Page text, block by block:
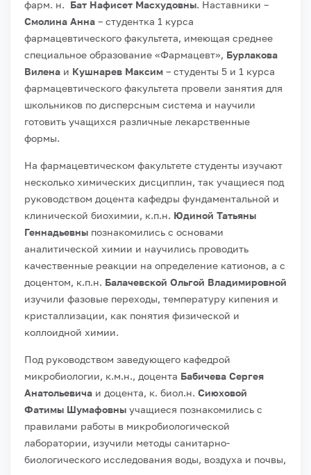
фарм. н. Бат Нафисет Масхудовны. Наставники –
Смолина Анна – студентка 1 курса
фармацевтического факультета, имеющая среднее
специальное образование «Фармацевт», Бурлакова
Вилена и Кушнарев Максим – студенты 5 и 1 курса
фармацевтического факультета провели занятия для
школьников по дисперсным система и научили
готовить учащихся различные лекарственные
формы.
На фармацевтическом факультете студенты изучают
несколько химических дисциплин, так учащиеся под
руководством доцента кафедры фундаментальной и
клинической биохимии, к.п.н. Юдиной Татьяны
Геннадьевны познакомились с основами
аналитической химии и научились проводить
качественные реакции на определение катионов, а с
доцентом, к.п.н. Балачевской Ольгой Владимировной
изучили фазовые переходы, температуру кипения и
кристаллизации, как понятия физической и
коллоидной химии.
Под руководством заведующего кафедрой
микробиологии, к.м.н., доцента Бабичева Сергея
Анатольевича и доцента, к. биол.н. Сиюховой
Фатимы Шумафовны учащиеся познакомились с
правилами работы в микробиологической
лаборатории, изучили методы санитарно-
биологического исследования воды, воздуха и почвы,